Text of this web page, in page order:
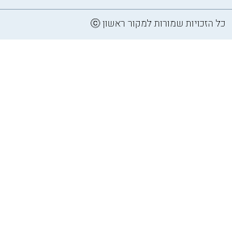
כל הזכויות שמורות למקור ראשון ⓒ